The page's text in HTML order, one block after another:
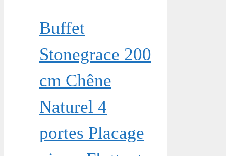
Buffet
Stonegrace 200
cm Chêne
Naturel 4
portes Placage